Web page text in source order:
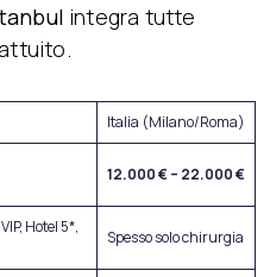
integra tutte
Italia (Milano/Roma)
12.000 € – 22.000 €
Hotel 5*,
Spesso solo chirurgia